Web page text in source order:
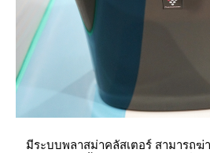
มีระบบพลาสม่าคลัสเตอร์ สามารถฆ่